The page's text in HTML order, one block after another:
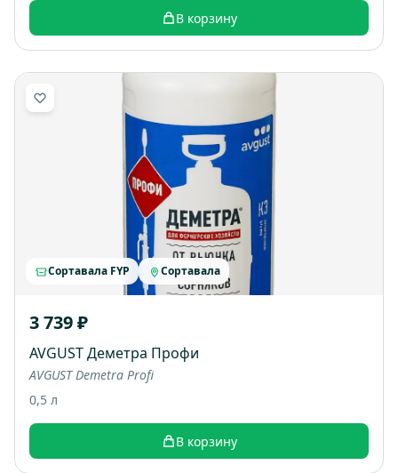
цветами, выглядит как “белый фонтан”. Итоговый
размер: примерно 1,5-2 м высотой и шириной.
В корзину
Сортавала FYP Сортавала
3 739 ₽
AVGUST Деметра Профи
AVGUST Demetra Profi
0,5 л
В корзину